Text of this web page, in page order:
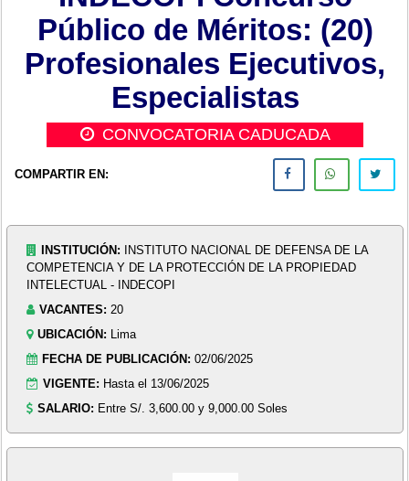
Público de Méritos: (20)
Profesionales Ejecutivos,
Especialistas
CONVOCATORIA CADUCADA
COMPARTIR EN:
INSTITUCIÓN: INSTITUTO NACIONAL DE DEFENSA DE LA
COMPETENCIA Y DE LA PROTECCIÓN DE LA PROPIEDAD
INTELECTUAL - INDECOPI
VACANTES: 20
UBICACIÓN: Lima
FECHA DE PUBLICACIÓN: 02/06/2025
VIGENTE: Hasta el 13/06/2025
SALARIO: Entre S/. 3,600.00 y 9,000.00 Soles